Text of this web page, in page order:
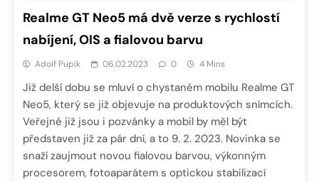
Realme GT Neo5 má dvě verze s rychlostí
nabíjení, OIS a fialovou barvu
Adolf Pupík 06.02.2023 0 4 Mins
Již delší dobu se mluví o chystaném mobilu Realme GT
Neo5, který se již objevuje na produktových snímcích.
Veřejné již jsou i pozvánky a mobil by měl být
představen již za pár dní, a to 9. 2. 2023. Novinka se
snaží zaujmout novou fialovou barvou, výkonným
procesorem, fotoaparátem s optickou stabilizací